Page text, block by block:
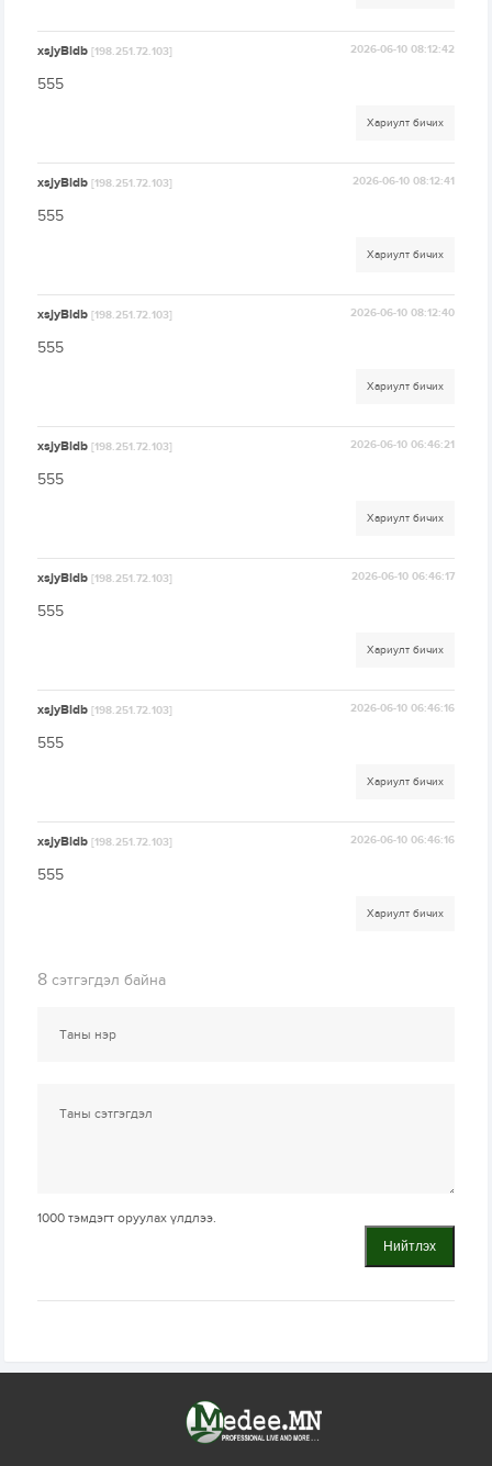
xsjyBldb[198.251.72.103] 2026-06-10 08:12:42
555
Хариулт бичих
xsjyBldb[198.251.72.103] 2026-06-10 08:12:41
555
Хариулт бичих
xsjyBldb[198.251.72.103] 2026-06-10 08:12:40
555
Хариулт бичих
xsjyBldb[198.251.72.103] 2026-06-10 06:46:21
555
Хариулт бичих
xsjyBldb[198.251.72.103] 2026-06-10 06:46:17
555
Хариулт бичих
xsjyBldb[198.251.72.103] 2026-06-10 06:46:16
555
Хариулт бичих
xsjyBldb[198.251.72.103] 2026-06-10 06:46:16
555
Хариулт бичих
8 сэтгэгдэл байна
1000 тэмдэгт оруулах үлдлээ.
Нийтлэх